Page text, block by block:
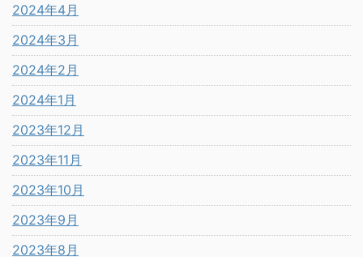
2024年4月
2024年3月
2024年2月
2024年1月
2023年12月
2023年11月
2023年10月
2023年9月
2023年8月